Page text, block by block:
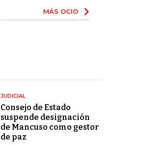
MÁS OCIO
JUDICIAL
Consejo de Estado
suspende designación
de Mancuso como gestor
de paz